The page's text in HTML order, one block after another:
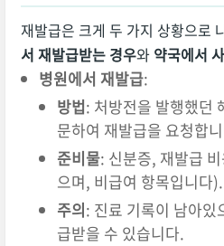
재발급은 크게 두 가지 상황으로
서 재발급받는 경우와 약국에서
병원에서 재발급:
방법: 처방전을 발행했던
문하여 재발급을 요청합
준비물: 신분증, 재발급
으며, 비급여 항목입니다).
주의: 진료 기록이 남아있
급받을 수 있습니다.